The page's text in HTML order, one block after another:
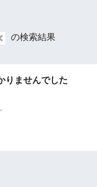
の検索結果
りませんでした